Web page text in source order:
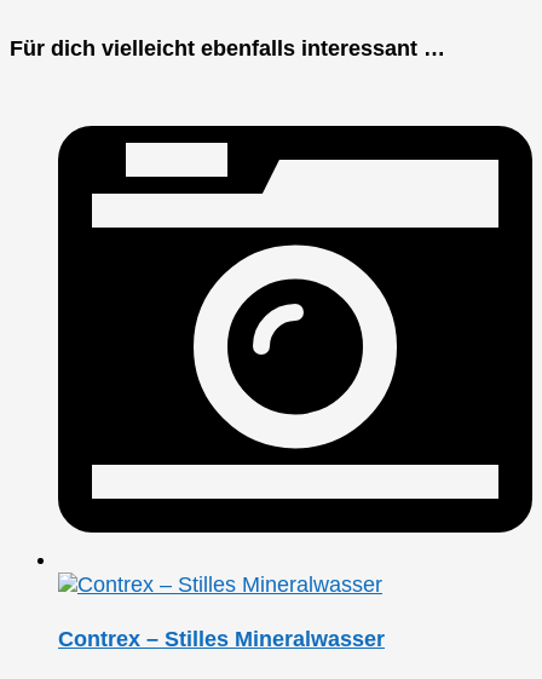
Für dich vielleicht ebenfalls interessant …
Contrex – Stilles Mineralwasser